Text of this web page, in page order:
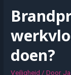
doen?
Veiligheid / Door